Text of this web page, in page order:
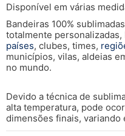
Disponível em várias
Bandeiras 100%
totalmente
países, clubes, times,
municípios, vilas, aldeias
no mundo.
Devido a técnica de
alta temperatura, pode
dimensões finais, variando